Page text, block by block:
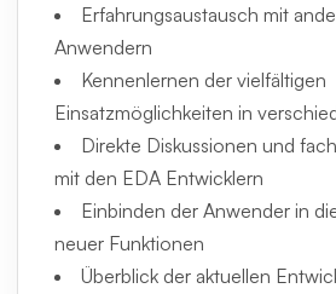
Erfahrungsaustausch mit
Anwendern
Kennenlernen der vielfältigen
Einsatzmöglichkeiten in
Direkte Diskussionen und
mit den EDA Entwicklern
Einbinden der Anwender in
neuer Funktionen
Überblick der aktuellen